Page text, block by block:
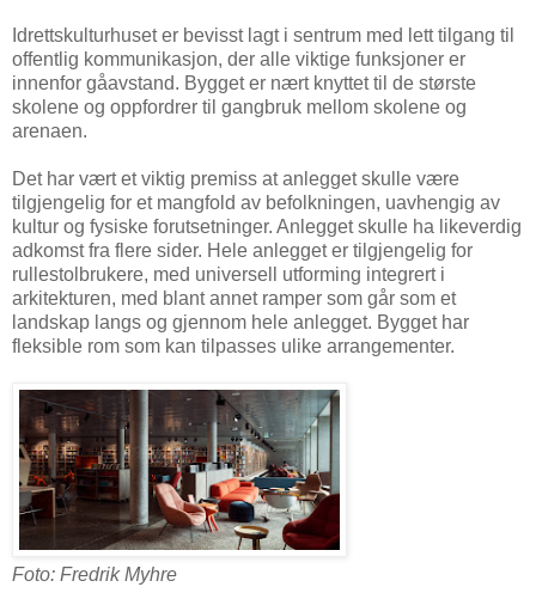
Idrettskulturhuset er bevisst lagt i sentrum med lett tilgang til
offentlig kommunikasjon, der alle viktige funksjoner er
innenfor gåavstand. Bygget er nært knyttet til de største
skolene og oppfordrer til gangbruk mellom skolene og
arenaen.
Det har vært et viktig premiss at anlegget skulle være
tilgjengelig for et mangfold av befolkningen, uavhengig av
kultur og fysiske forutsetninger. Anlegget skulle ha likeverdig
adkomst fra flere sider. Hele anlegget er tilgjengelig for
rullestolbrukere, med universell utforming integrert i
arkitekturen, med blant annet ramper som går som et
landskap langs og gjennom hele anlegget. Bygget har
fleksible rom som kan tilpasses ulike arrangementer.
Foto: Fredrik Myhre